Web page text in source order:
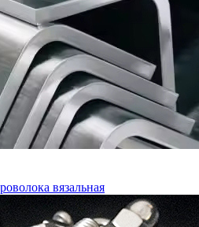
вязальная